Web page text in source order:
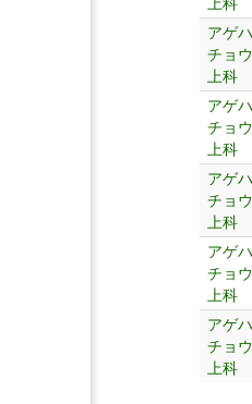
アゲハ
チョウ
上科
アゲハ
チョウ
上科
アゲハ
チョウ
上科
アゲハ
チョウ
上科
アゲハ
チョウ
上科